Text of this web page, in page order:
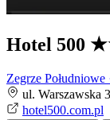
Hotel 500
Zegrze Południowe
ul. Warszawska
hotel500.com.pl